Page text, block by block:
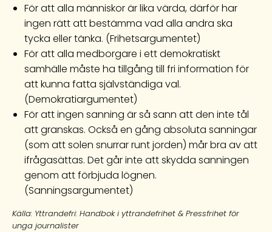
För att alla människor är lika värda, därför har
ingen rätt att bestämma vad alla andra ska
tycka eller tänka. (Frihetsargumentet)
För att alla medborgare i ett demokratiskt
samhälle måste ha tillgång till fri information för
att kunna fatta självständiga val.
(Demokratiargumentet)
För att ingen sanning är så sann att den inte tål
att granskas. Också en gång absoluta sanningar
(som att solen snurrar runt jorden) mår bra av att
ifrågasättas. Det går inte att skydda sanningen
genom att förbjuda lögnen.
(Sanningsargumentet)
Källa: Yttrandefri: Handbok i yttrandefrihet & Pressfrihet för
unga journalister